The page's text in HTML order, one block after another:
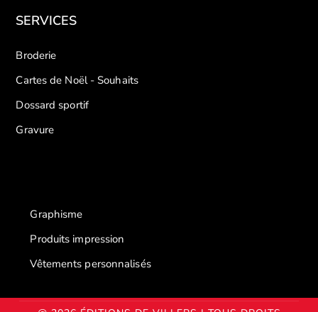
SERVICES
Broderie
Cartes de Noël - Souhaits
Dossard sportif
Gravure
Graphisme
Produits impression
Vêtements personnalisés